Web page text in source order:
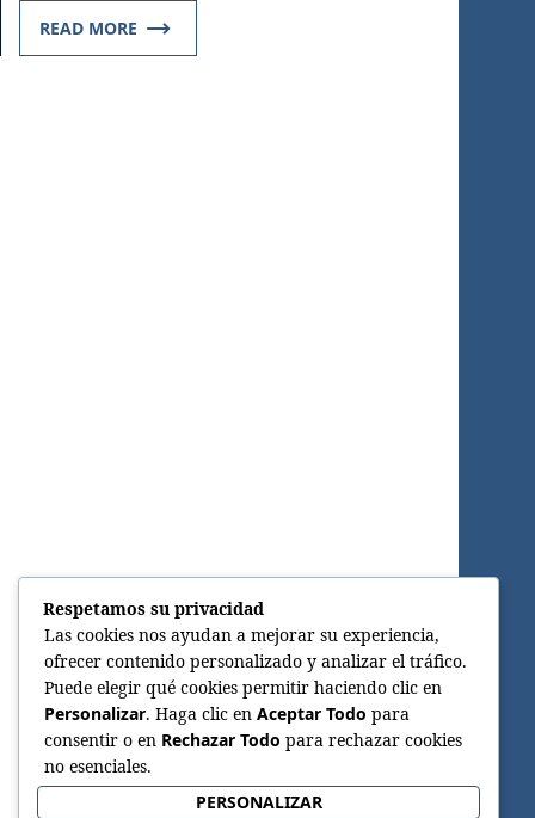
READ MORE
Respetamos su privacidad
Las cookies nos ayudan a mejorar su experiencia,
ofrecer contenido personalizado y analizar el tráfico.
Puede elegir qué cookies permitir haciendo clic en
Personalizar. Haga clic en Aceptar Todo para
consentir o en Rechazar Todo para rechazar cookies
no esenciales.
PERSONALIZAR